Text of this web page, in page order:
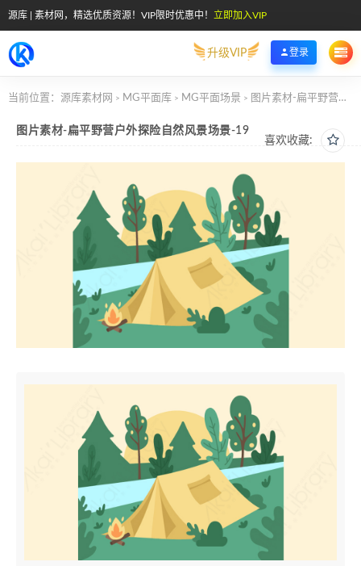
源库 | 素材网，精选优质资源！VIP限时优惠中！ 立即加入VIP
升级VIP 登录
当前位置： 源库素材网 > MG平面库 > MG平面场景 > 图片素材-扁平野营户外探险自然风景场景-19
喜欢收藏:
图片素材-扁平野营户外探险自然风景场景-19